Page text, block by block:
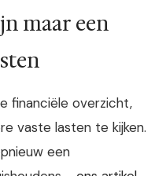
maar een
financiële overzicht,
vaste lasten te kijken.
een